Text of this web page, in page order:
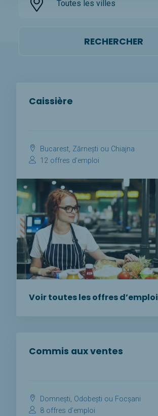
Toutes les villes
Caissière
Bucarest, Zărnești ou Chiajna
12 offres d’emploi
Voir toutes les offres d’emploi
Commis aux ventes
Domnești, Odobești ou Focșani
8 offres d’emploi